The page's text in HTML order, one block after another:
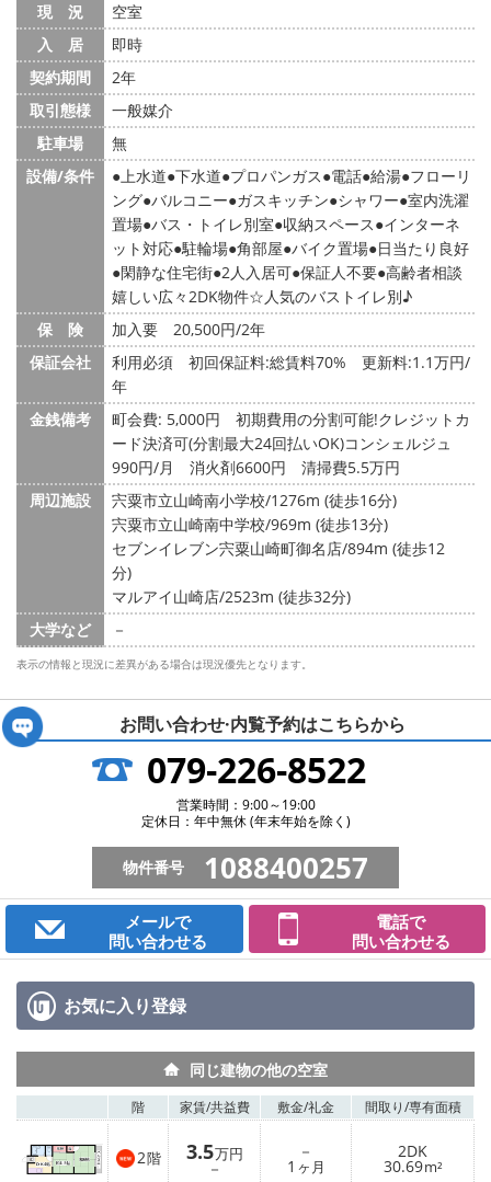
現 況
空室
入 居
即時
契約期間
2年
取引態様
一般媒介
駐車場
無
設備/条件
上水道 下水道 プロパンガス 電話 給湯 フローリ
ング バルコニー ガスキッチン シャワー 室内洗濯
置場 バス・トイレ別室 収納スペース インターネ
ット対応 駐輪場 角部屋 バイク置場 日当たり良好
閑静な住宅街 2人入居可 保証人不要 高齢者相談
嬉しい広々2DK物件☆人気のバストイレ別♪
保 険
加入要 20,500円/2年
保証会社
利用必須 初回保証料:総賃料70% 更新料:1.1万円/
年
金銭備考
町会費: 5,000円
初期費用の分割可能!クレジットカ
ード決済可(分割最大24回払いOK)コンシェルジュ
990円/月 消火剤6600円 清掃費5.5万円
周辺施設
宍粟市立山崎南小学校/1276m (徒歩16分)
宍粟市立山崎南中学校/969m (徒歩13分)
セブンイレブン宍粟山崎町御名店/894m (徒歩12
分)
マルアイ山崎店/2523m (徒歩32分)
大学など
－
表示の情報と現況に差異がある場合は現況優先となります。
お問い合わせ·内覧予約はこちらから
079-226-8522
営業時間：9:00～19:00
定休日：年中無休 (年末年始を除く)
物件番号 1088400257
メールで
問い合わせる
電話で
問い合わせる
お気に入り登録
同じ建物の他の空室
階 家賃/共益費 敷金/礼金 間取り/専有面積
2階 3.5万円
－
－
1 ヶ月
2DK
30.69m²